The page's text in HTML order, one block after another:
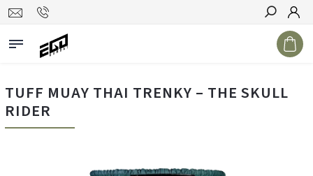
Hledat
TUFF MUAY THAI TRENKY – THE SKULL
RIDER